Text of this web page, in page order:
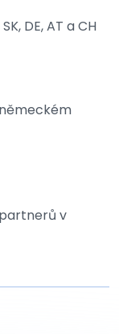
DE, AT a CH
v